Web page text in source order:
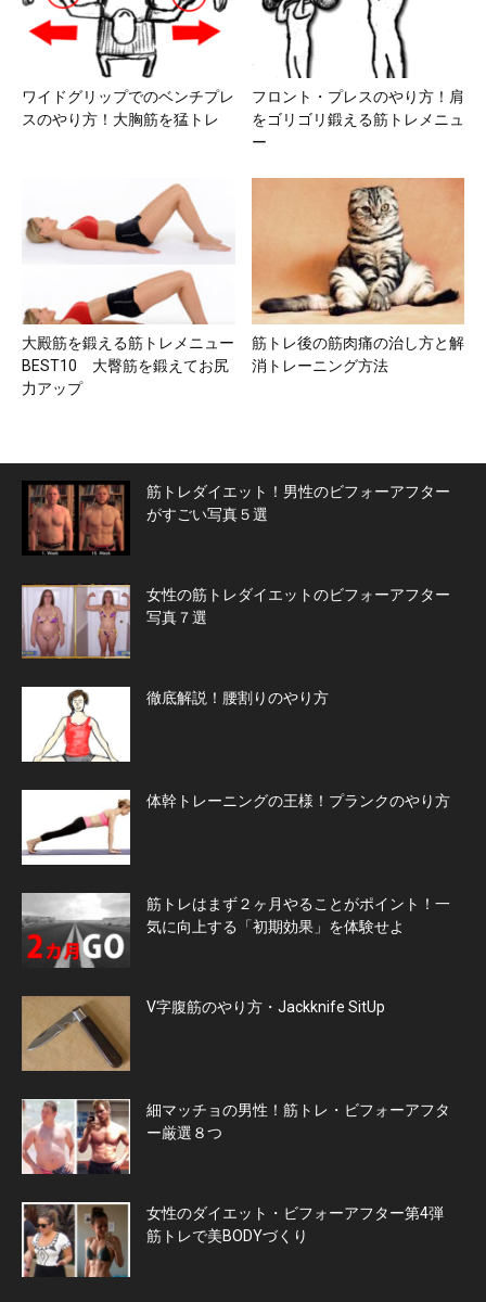
ワイドグリップでのベンチプレ
スのやり方！大胸筋を猛トレ
フロント・プレスのやり方！肩
をゴリゴリ鍛える筋トレメニュ
ー
大殿筋を鍛える筋トレメニュー
BEST10 大臀筋を鍛えてお尻
力アップ
筋トレ後の筋肉痛の治し方と解
消トレーニング方法
筋トレダイエット！男性のビフォーアフター
がすごい写真５選
女性の筋トレダイエットのビフォーアフター
写真７選
徹底解説！腰割りのやり方
体幹トレーニングの王様！プランクのやり方
筋トレはまず２ヶ月やることがポイント！一
気に向上する「初期効果」を体験せよ
V字腹筋のやり方・Jackknife SitUp
細マッチョの男性！筋トレ・ビフォーアフタ
ー厳選８つ
女性のダイエット・ビフォーアフター第4弾
筋トレで美BODYづくり